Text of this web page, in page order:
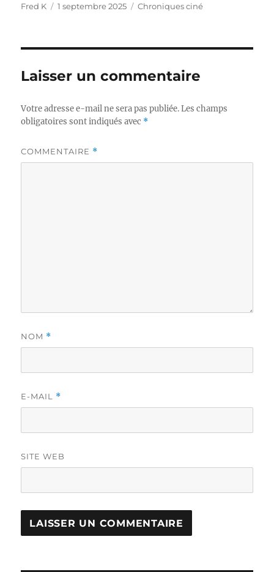
Auteur
Fred K
Publié
1 septembre 2025 Catégories
Chroniques ciné
Laisser un commentaire
Votre adresse e-mail ne sera pas publiée. Les champs
obligatoires sont indiqués avec *
COMMENTAIRE *
NOM *
E-MAIL *
SITE WEB